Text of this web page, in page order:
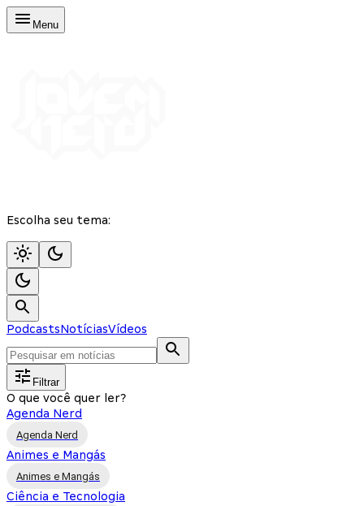
Menu
Escolha seu tema:
PodcastsNotíciasVídeos
Filtrar
O que você quer ler?
Agenda Nerd
Agenda Nerd
Animes e Mangás
Animes e Mangás
Ciência e Tecnologia